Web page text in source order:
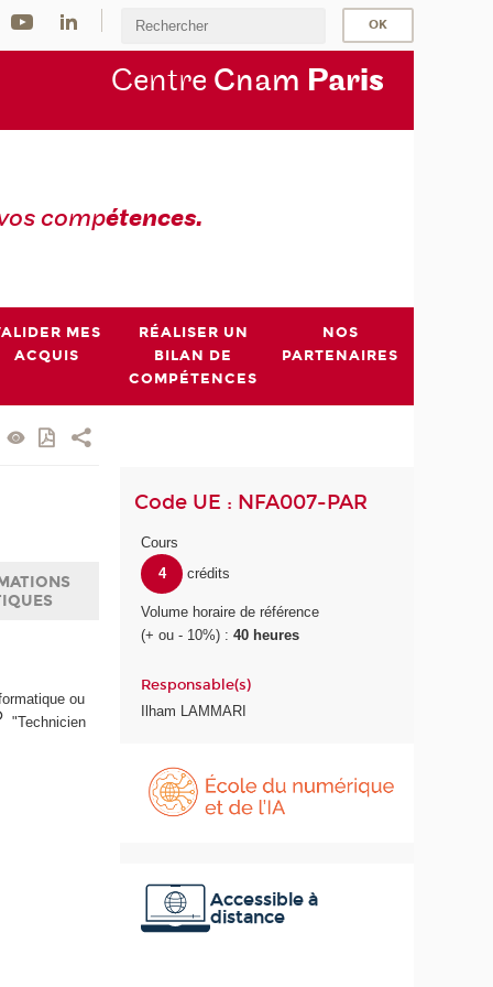
Centre Cnam Paris
compétences.
MES
ACQUIS
RÉALISER UN
BILAN DE
COMPÉTENCES
NOS
PARTENAIRES
ou
"Technicien
Code UE : NFA007-PAR
Cours
4
crédits
Volume horaire de référence
(+ ou - 10%) :40 heures
Responsable(s)
Ilham LAMMARI
Accessible à
distance